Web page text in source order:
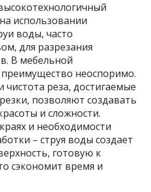
использовании
воды, часто
для разрезания
В мебельной
неоспоримо.
реза, достигаемые
позволяют создавать
и сложности.
и необходимости
– струя воды создает
готовую к
сэкономит время и